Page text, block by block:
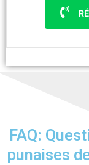
FAQ:
punaises